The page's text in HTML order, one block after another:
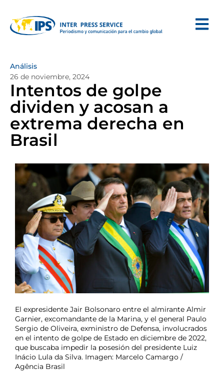
Análisis
26 de noviembre, 2024
Intentos de golpe
dividen y acosan a
extrema derecha en
Brasil
El expresidente Jair Bolsonaro entre el almirante Almir
Garnier, excomandante de la Marina, y el general Paulo
Sergio de Oliveira, exministro de Defensa, involucrados
en el intento de golpe de Estado en diciembre de 2022,
que buscaba impedir la posesión del presidente Luiz
Inácio Lula da Silva. Imagen: Marcelo Camargo /
Agência Brasil